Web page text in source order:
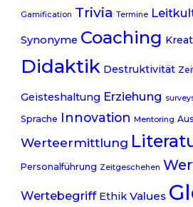
Gamification Trivia Termine
Synonyme Coaching
Didaktik Destruktivität
Geisteshaltung Erziehung
Sprache Innovation Mentoring
Werteermittlung
Personalführung Zeitgeschehen
Wertebegriff Ethik Values